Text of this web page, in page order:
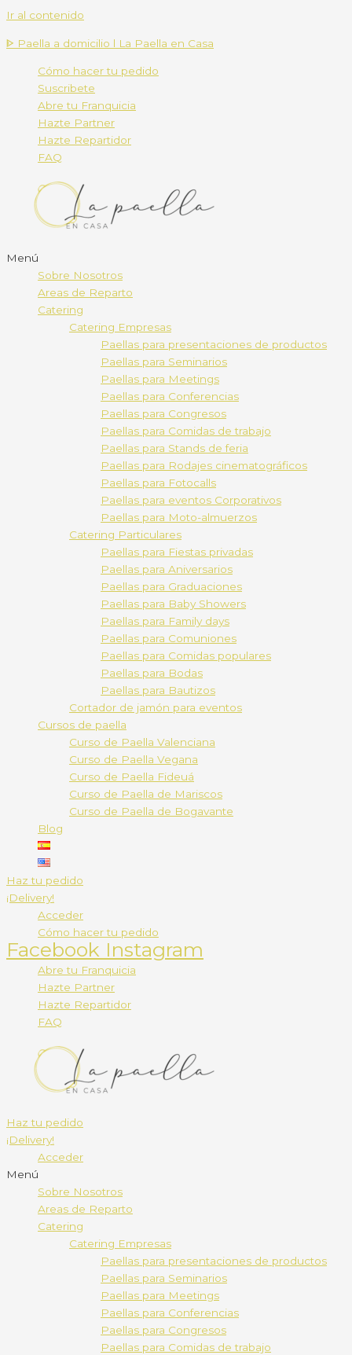
Ir al contenido
ᐈ Paella a domicilio l La Paella en Casa
Cómo hacer tu pedido
Suscribete
Abre tu Franquicia
Hazte Partner
Hazte Repartidor
FAQ
Menú
Sobre Nosotros
Areas de Reparto
Catering
Catering Empresas
Paellas para presentaciones de productos
Paellas para Seminarios
Paellas para Meetings
Paellas para Conferencias
Paellas para Congresos
Paellas para Comidas de trabajo
Paellas para Stands de feria
Paellas para Rodajes cinematográficos
Paellas para Fotocalls
Paellas para eventos Corporativos
Paellas para Moto-almuerzos
Catering Particulares
Paellas para Fiestas privadas
Paellas para Aniversarios
Paellas para Graduaciones
Paellas para Baby Showers
Paellas para Family days
Paellas para Comuniones
Paellas para Comidas populares
Paellas para Bodas
Paellas para Bautizos
Cortador de jamón para eventos
Cursos de paella
Curso de Paella Valenciana
Curso de Paella Vegana
Curso de Paella Fideuá
Curso de Paella de Mariscos
Curso de Paella de Bogavante
Blog
Haz tu pedido
¡Delivery!
Acceder
Cómo hacer tu pedido
Facebook Instagram
Abre tu Franquicia
Hazte Partner
Hazte Repartidor
FAQ
Haz tu pedido
¡Delivery!
Acceder
Menú
Sobre Nosotros
Areas de Reparto
Catering
Catering Empresas
Paellas para presentaciones de productos
Paellas para Seminarios
Paellas para Meetings
Paellas para Conferencias
Paellas para Congresos
Paellas para Comidas de trabajo